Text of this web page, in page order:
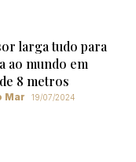
larga tudo para
ao mundo em
8 metros
Mar 19/07/2024